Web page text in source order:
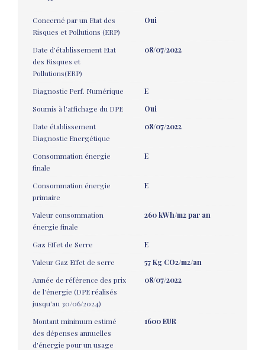
Concerné par un Etat des
Risques et Pollutions (ERP)
Oui
Date d'établissement Etat
des Risques et
Pollutions(ERP)
08/07/2022
Diagnostic Perf. Numérique
E
Soumis à l'affichage du DPE
Oui
Date établissement
Diagnostic Energétique
08/07/2022
Consommation énergie
finale
E
Consommation énergie
primaire
E
Valeur consommation
énergie finale
260 kWh/m2 par an
Gaz Effet de Serre
E
Valeur Gaz Effet de serre
57 Kg CO2/m2/an
Année de référence des prix
de l'énergie (DPE réalisés
jusqu'au 30/06/2024)
08/07/2022
Montant minimum estimé
des dépenses annuelles
d'énergie pour un usage
1600 EUR